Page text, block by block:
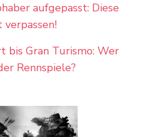
aufgepasst: Diese
bis Gran Turismo: Wer
Rennspiele?